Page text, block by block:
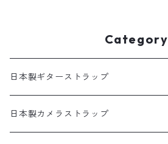
Category
日本製ギターストラップ
SELECTシリーズ(織物生地)
日本製カメラストラップ